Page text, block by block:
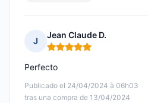
J
Jean Claude D.
Nota: 5 de 5
Publicado el 24/04/2024 à 06h03
tras una compra de 13/04/2024
Perfecto